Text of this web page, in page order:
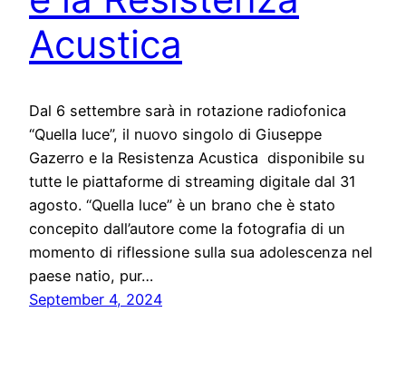
Acustica
Dal 6 settembre sarà in rotazione radiofonica
“Quella luce”, il nuovo singolo di Giuseppe
Gazerro e la Resistenza Acustica disponibile su
tutte le piattaforme di streaming digitale dal 31
agosto. “Quella luce” è un brano che è stato
concepito dall’autore come la fotografia di un
momento di riflessione sulla sua adolescenza nel
paese natio, pur…
September 4, 2024